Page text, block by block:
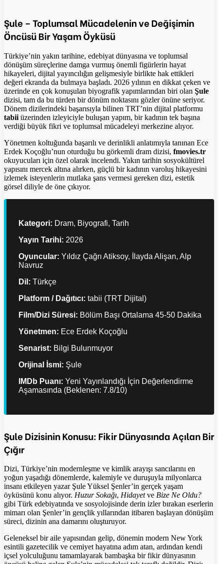
Şule – Toplumsal Mücadelenin ve Değişimin
Öncüsü Bir Yaşam Öyküsü
Türkiye’nin yakın tarihine, edebiyat dünyasına ve toplumsal
dönüşüm süreçlerine damga vurmuş önemli figürlerin hayat
hikayeleri, dijital yayıncılığın gelişmesiyle birlikte hak ettikleri
değeri ekranda da bulmaya başladı. 2026 yılının en dikkat çeken ve
üzerinde en çok konuşulan biyografik yapımlarından biri olan Şule
dizisi, tam da bu türden bir dönüm noktasını gözler önüne seriyor.
Dönem dizilerindeki başarısıyla bilinen TRT’nin dijital platformu
tabii üzerinden izleyiciyle buluşan yapım, bir kadının tek başına
verdiği büyük fikri ve toplumsal mücadeleyi merkezine alıyor.
Yönetmen koltuğunda başarılı ve derinlikli anlatımıyla tanınan Ece
Erdek Koçoğlu’nun oturduğu bu görkemli dram dizisi, fmovies.tr
okuyucuları için özel olarak incelendi. Yakın tarihin sosyokültürel
yapısını mercek altına alırken, güçlü bir kadının varoluş hikayesini
izlemek isteyenlerin mutlaka şans vermesi gereken dizi, estetik
görsel diliyle de öne çıkıyor.
Kategori: Dram, Biyografi, Tarih
Yayın Tarihi: 2026
Oyuncular: Yıldız Çağrı Atiksoy, İlayda Alişan, Alp
Navruz
Dil: Türkçe
Platform / Dağıtıcı: tabii (TRT Dijital)
Film/Dizi Süresi: Bölüm Başı Ortalama 45-50 Dakika
Yönetmen: Ece Erdek Koçoğlu
Senarist: Bilgi Bulunmuyor
Orijinal İsmi: Şule
IMDb Puanı: Yeni Yayınlandığı İçin Değerlendirme
Aşamasında (Beklenen: 7.8/10)
Şule Dizisinin Konusu: Fikir Dünyasında Açılan Bir
Çığır
Dizi, Türkiye’nin modernleşme ve kimlik arayışı sancılarını en
yoğun yaşadığı dönemlerde, kalemiyle ve duruşuyla milyonlarca
insanı etkileyen yazar Şule Yüksel Şenler’in gerçek yaşam
öyküsünü konu alıyor. Huzur Sokağı, Hidayetve Bize Ne Oldu?
gibi Türk edebiyatında ve sosyolojisinde derin izler bırakan eserlerin
mimarı olan Şenler’in gençlik yıllarından itibaren başlayan dönüşüm
süreci, dizinin ana damarını oluşturuyor.
Geleneksel bir aile yapısından gelip, dönemin modern New York
esintili gazetecilik ve cemiyet hayatına adım atan, ardından kendi
içsel yolculuğunu tamamlayarak bambaşka bir fikir dünyasının